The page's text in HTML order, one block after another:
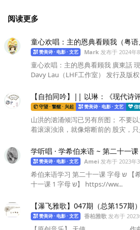
阅读更多
童心欢唱：主的恩典看顾我（粤语
赞美诗 · 电影 · 文艺 Mark 发布于2024年
童心欢唱：主的恩典看顾我 廣東話
Davy Lau（LHF工作室） 发行及版
【自拍同吟】|| 以琳：《现代诗
守望 · 警醒 · 兴起 赞美诗 · 电影 · 文艺 信
山洪的汹涌倾泻已另有所图； 不要
着滚滚浊浪，就像熔断前的 股灾，
赞美诗 · 电影 · 文艺 Amei 发布于2023年
希伯来语学习 第二十一课 字母 ש 【希伯来语学习 第二
十一课 1 字母 ש】 https://ww...
【瀑飞雅歌】047期（总第157期）
赞美诗 · 电影 · 文艺 香柏雅歌 发布于